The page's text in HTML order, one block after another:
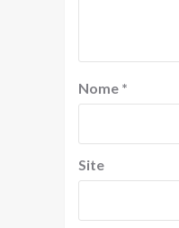
Nome *
Site